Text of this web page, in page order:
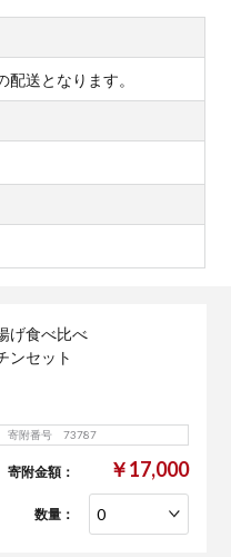
送となります。
げ食べ比べ
ンセット
寄附番号 73787
寄附金額： ￥17,000
数量：